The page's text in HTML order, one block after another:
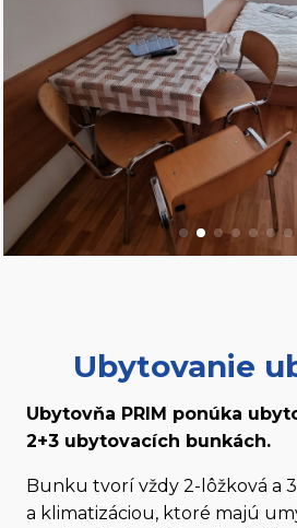
Ubytovanie
Ubytovňa PRIM ponúka
2+3 ubytovacích bunkách.
Bunku tvorí vždy 2-lôžková a
a klimatizáciou, ktoré majú